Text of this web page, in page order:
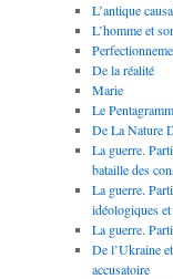
L’antique
L’homme et
De la réalité
Marie
Le
De La Nature
La guerre.
bataille des
La guerre.
idéologiques
La guerre.
De l’Ukraine
accusatoire